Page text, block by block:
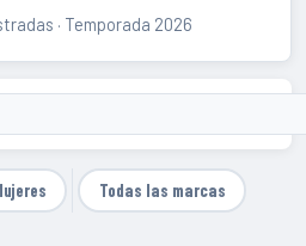
· Temporada 2026
Todas las marcas